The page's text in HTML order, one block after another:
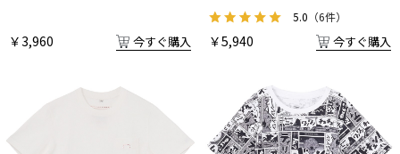
￥3,960 今すぐ購入
5.0 （6件）
￥5,940 今すぐ購入